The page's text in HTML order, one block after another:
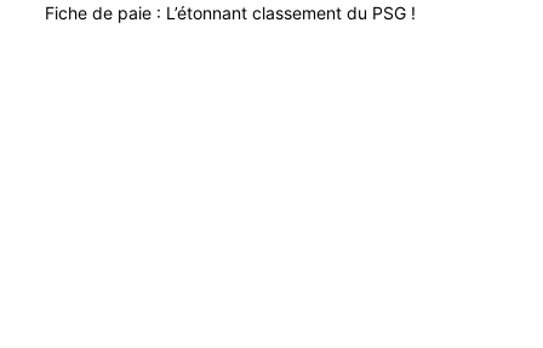
Fiche de paie : L’étonnant classement du PSG !